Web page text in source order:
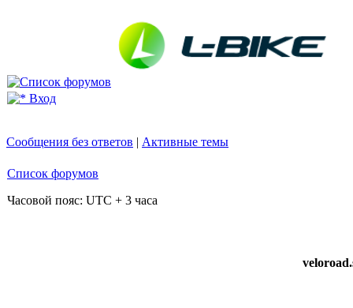
Вход
Сообщения без ответов | Активные темы
Список форумов
Часовой пояс: UTC + 3 часа